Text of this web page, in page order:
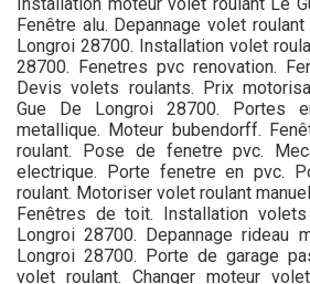
Fenêtre alu. Depannage volet
Longroi 28700. Installation volet
28700. Fenetres pvc renovation.
Devis volets roulants. Prix
Gue De Longroi 28700. Portes
metallique. Moteur bubendorff.
roulant. Pose de fenetre pvc.
electrique. Porte fenetre en pvc.
roulant. Motoriser volet roulant
Fenêtres de toit. Installation
Longroi 28700. Depannage rideau
Longroi 28700. Porte de garage
volet roulant. Changer moteur